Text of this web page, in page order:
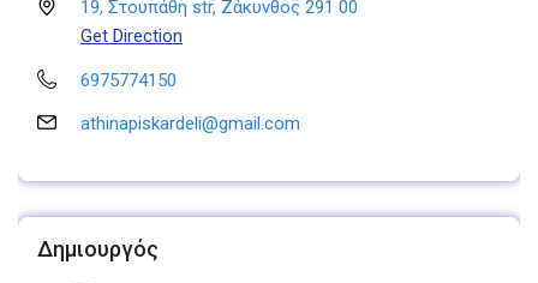
19, Στουπάθη str, Ζάκυνθος 291 00
Get Direction
6975774150
athinapiskardeli@gmail.com
Δημιουργός